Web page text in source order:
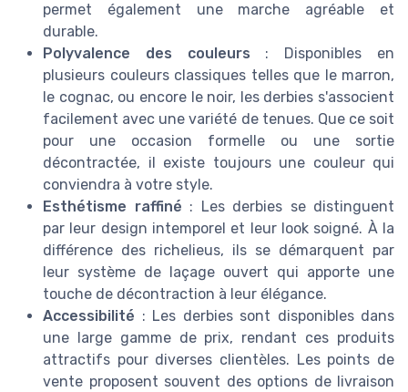
permet également une marche agréable et
durable.
Polyvalence des couleurs : Disponibles en
plusieurs couleurs classiques telles que le marron,
le cognac, ou encore le noir, les derbies s'associent
facilement avec une variété de tenues. Que ce soit
pour une occasion formelle ou une sortie
décontractée, il existe toujours une couleur qui
conviendra à votre style.
Esthétisme raffiné : Les derbies se distinguent
par leur design intemporel et leur look soigné. À la
différence des richelieus, ils se démarquent par
leur système de laçage ouvert qui apporte une
touche de décontraction à leur élégance.
Accessibilité : Les derbies sont disponibles dans
une large gamme de prix, rendant ces produits
attractifs pour diverses clientèles. Les points de
vente proposent souvent des options de livraison